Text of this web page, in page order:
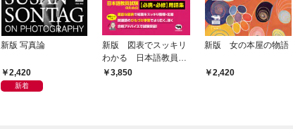
新版 写真論
2,420
新着
新版 図表でスッキリ
わかる 日本語教員試
験合格キーワード1450
3,850
新版 女の本屋の物語
2,420